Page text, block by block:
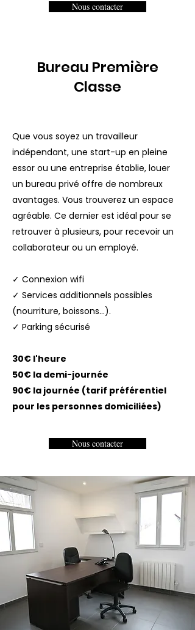
Nous contacter
Bureau Première
Classe
Que vous soyez un travailleur
indépendant, une start-up en pleine
essor ou une entreprise établie, louer
un bureau privé offre de nombreux
avantages. Vous trouverez un espace
agréable. Ce dernier est idéal pour se
retrouver à plusieurs, pour recevoir un
collaborateur ou un employé. ​
✓ Connexion wifi
✓ Services additionnels possibles
(nourriture, boissons...).
✓ Parking sécurisé
30€ l'heure
50€ la demi-journée
90€ la journée (tarif préférentiel
pour les personnes domiciliées)
Nous contacter